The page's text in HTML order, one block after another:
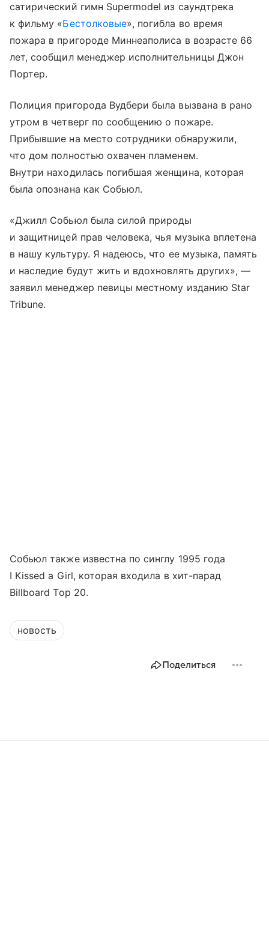
сатирический гимн Supermodel из саундтрека
к фильму «Бестолковые», погибла во время
пожара в пригороде Миннеаполиса в возрасте 66
лет, сообщил менеджер исполнительницы Джон
Портер.
Полиция пригорода Вудбери была вызвана в рано
утром в четверг по сообщению о пожаре.
Прибывшие на место сотрудники обнаружили,
что дом полностью охвачен пламенем.
Внутри находилась погибшая женщина, которая
была опознана как Собьюл.
«Джилл Собьюл была силой природы
и защитницей прав человека, чья музыка вплетена
в нашу культуру. Я надеюсь, что ее музыка, память
и наследие будут жить и вдохновлять других», —
заявил менеджер певицы местному изданию Star
Tribune.
Собьюл также известна по синглу 1995 года
I Kissed a Girl, которая входила в хит-парад
Billboard Top 20.
новость
Поделиться